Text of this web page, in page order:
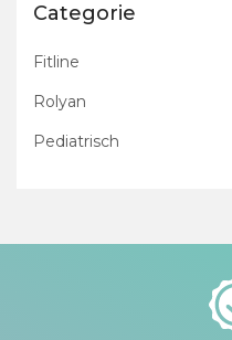
Categorie
Fitline
Rolyan
Pediatrisch